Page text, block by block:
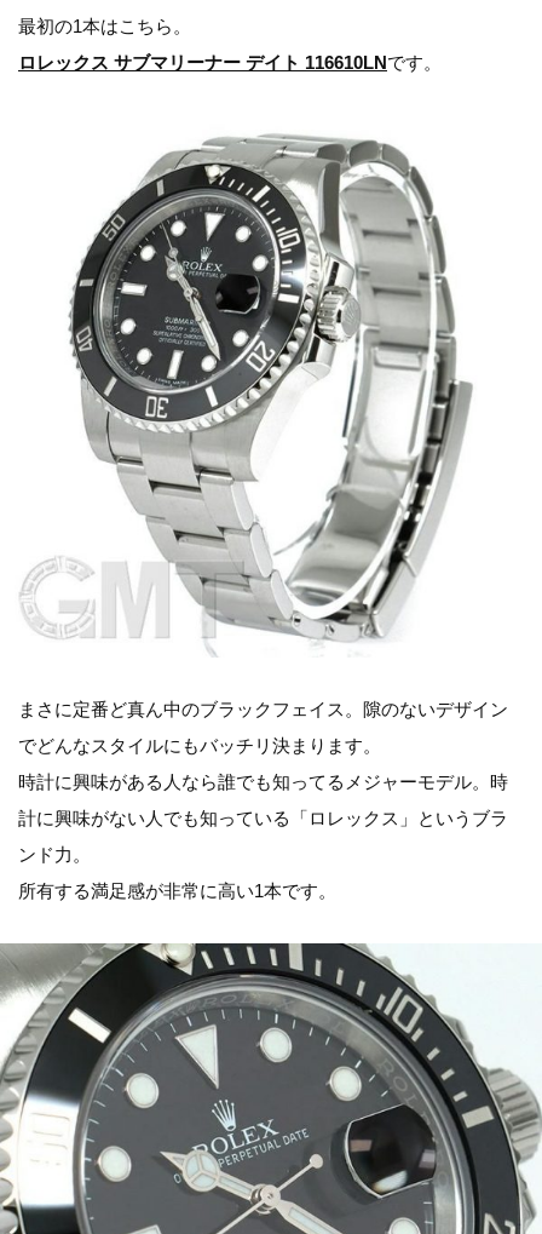
最初の1本はこちら。
ロレックス サブマリーナー デイト 116610LNです。
まさに定番ど真ん中のブラックフェイス。隙のないデザイン
でどんなスタイルにもバッチリ決まります。
時計に興味がある人なら誰でも知ってるメジャーモデル。時
計に興味がない人でも知っている「ロレックス」というブラ
ンド力。
所有する満足感が非常に高い1本です。